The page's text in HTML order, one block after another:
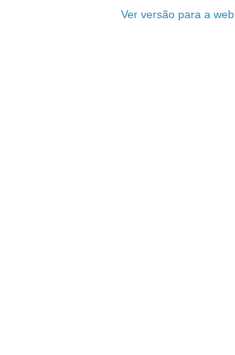
Ver versão para a web